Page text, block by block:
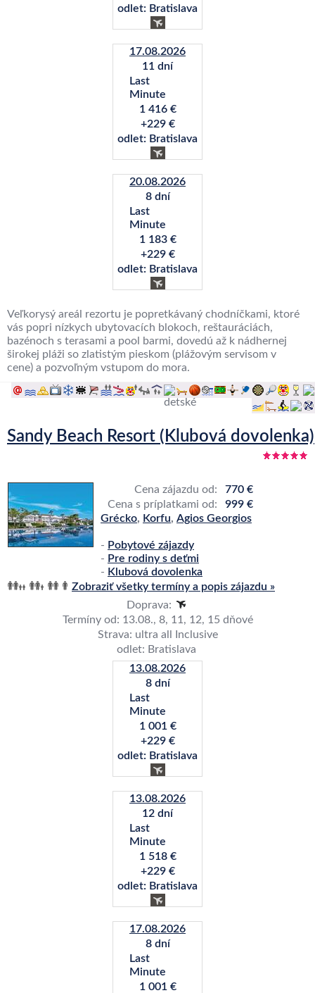
odlet: Bratislava
17.08.2026
11 dní
Last
Minute
1 416 €
+229 €
odlet: Bratislava
20.08.2026
8 dní
Last
Minute
1 183 €
+229 €
odlet: Bratislava
Veľkorysý areál rezortu je popretkávaný chodníčkami, ktoré
vás popri nízkych ubytovacích blokoch, reštauráciách,
bazénoch s terasami a pool barmi, dovedú až k nádhernej
širokej pláži so zlatistým pieskom (plážovým servisom v
cene) a pozvoľným vstupom do mora.
Sandy Beach Resort (Klubová dovolenka)
Cena zájazdu od:
770 €
Cena s príplatkami od:
999 €
Grécko, Korfu, Agios Georgios
- Pobytové zájazdy
- Pre rodiny s deťmi
- Klubová dovolenka
Zobraziť všetky termíny a popis zájazdu »
Doprava:
Termíny od: 13.08., 8, 11, 12, 15 dňové
Strava: ultra all Inclusive
odlet: Bratislava
13.08.2026
8 dní
Last
Minute
1 001 €
+229 €
odlet: Bratislava
13.08.2026
12 dní
Last
Minute
1 518 €
+229 €
odlet: Bratislava
17.08.2026
8 dní
Last
Minute
1 001 €